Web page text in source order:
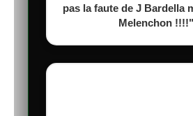
pas la faute de J Bardella
Melenchon !!!!"